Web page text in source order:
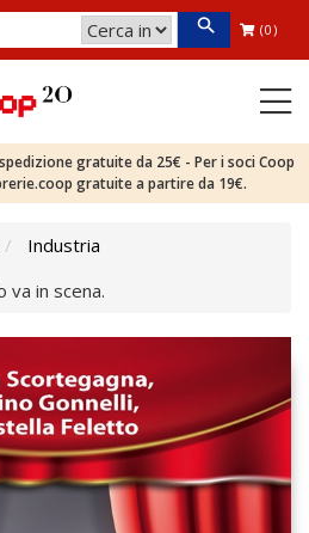
(0)
gratuite da 25€ - Per i soci Coop
gratuite a partire da 19€.
Industria
va in scena.